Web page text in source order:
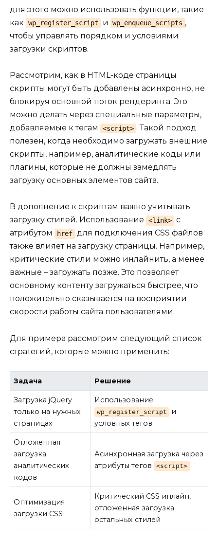
для этого можно использовать функции, такие
как
wp_register_script и wp_enqueue_scripts ,
чтобы управлять порядком и условиями
загрузки скриптов.
Рассмотрим, как в HTML-коде страницы
скрипты могут быть добавлены асинхронно, не
блокируя основной поток рендеринга. Это
можно делать через специальные параметры,
добавляемые к тегам
<script> . Такой подход
полезен, когда необходимо загружать внешние
скрипты, например, аналитические коды или
плагины, которые не должны замедлять
загрузку основных элементов сайта.
В дополнение к скриптам важно учитывать
загрузку стилей. Использование
<link> с
атрибутом
href для подключения CSS файлов
также влияет на загрузку страницы. Например,
критические стили можно инлайнить, а менее
важные – загружать позже. Это позволяет
основному контенту загружаться быстрее, что
положительно сказывается на восприятии
скорости работы сайта пользователями.
Для примера рассмотрим следующий список
стратегий, которые можно применить:
Задача Решение
Загрузка jQuery
только на нужных
страницах
Использование
wp_register_script
и
условных тегов
Отложенная
загрузка
аналитических
кодов
Асинхронная загрузка через
атрибуты тегов
<script>
Оптимизация
загрузки CSS
Критический CSS инлайн,
отложенная загрузка
остальных стилей